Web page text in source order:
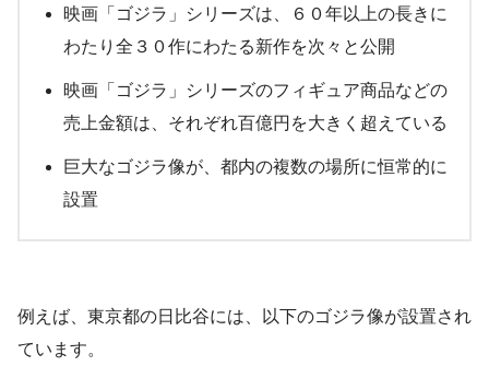
映画「ゴジラ」シリーズは、６０年以上の長きに
わたり全３０作にわたる新作を次々と公開
映画「ゴジラ」シリーズのフィギュア商品などの
売上金額は、それぞれ百億円を大きく超えている
巨大なゴジラ像が、都内の複数の場所に恒常的に
設置
例えば、東京都の日比谷には、以下のゴジラ像が設置され
ています。